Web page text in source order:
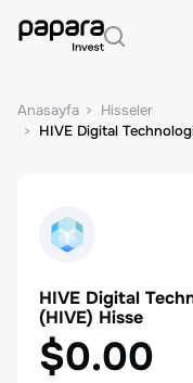
Anasayfa
Hisseler
HIVE Digital
HIVE Digital
(HIVE) Hisse
$0.00